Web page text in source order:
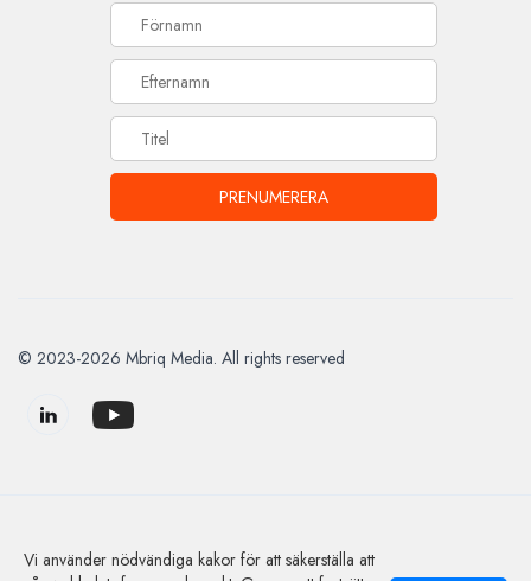
© 2023-2026 Mbriq Media. All rights reserved
HRsvepet.se - siten för dig med personalansvar.
Vi använder nödvändiga kakor för att säkerställa att